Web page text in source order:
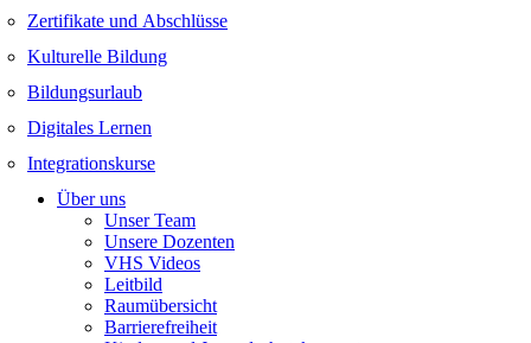
Zertifikate und Abschlüsse
Kulturelle Bildung
Bildungsurlaub
Digitales Lernen
Integrationskurse
Über uns
Unser Team
Unsere Dozenten
VHS Videos
Leitbild
Raumübersicht
Barrierefreiheit